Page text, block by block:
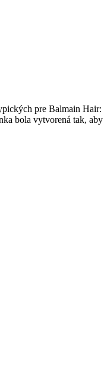
pre Balmain
bola vytvorená tak,